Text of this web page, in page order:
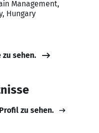
Management,
Hungary
zu sehen.
zu sehen.